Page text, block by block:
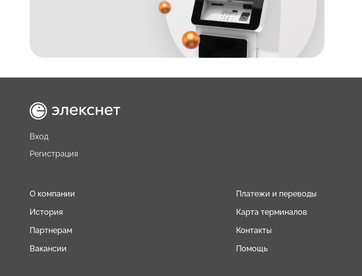
Вход
Регистрация
О компании
История
Партнерам
Вакансии
Платежи и переводы
Карта терминалов
Контакты
Помощь